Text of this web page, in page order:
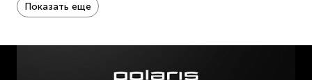
Отметки литража для удобства использования.
Подходит для всех типов плит, включая индукцию. Для
При длительном интенсивном нагреве ручки посуды и
Показать еще